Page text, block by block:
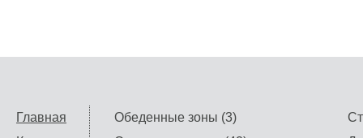
Главная
Обеденные зоны (3)